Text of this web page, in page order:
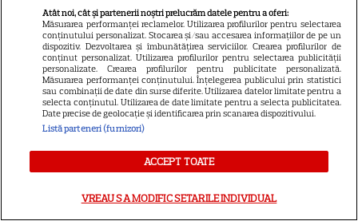
ŞTIRI
VEDETE ROMÂNEŞTI
Vedete din România care au
ales nume speciale pentru
Cosoi, la Jessica lui Pepe și
Atât noi, cât și partenerii noștri prelucrăm datele pentru a oferi:
Măsurarea performanței reclamelor. Utilizarea profilurilor pentru selectarea
conținutului personalizat. Stocarea și/sau accesarea informațiilor de pe un
dispozitiv. Dezvoltarea și îmbunătățirea serviciilor. Crearea profilurilor de
conținut personalizat. Utilizarea profilurilor pentru selectarea publicității
personalizate. Crearea profilurilor pentru publicitate personalizată.
Măsurarea performanței conținutului. Înțelegerea publicului prin statistici
sau combinații de date din surse diferite. Utilizarea datelor limitate pentru a
selecta conținutul. Utilizarea de date limitate pentru a selecta publicitatea.
Date precise de geolocație și identificarea prin scanarea dispozitivului.
Listă parteneri (furnizori)
ACCEPT TOATE
VREAU SA MODIFIC SETARILE INDIVIDUAL